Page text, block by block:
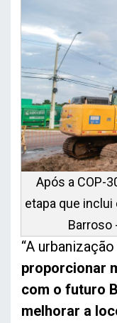
Após a COP-
etapa que inclui
Barroso
“A
proporcionar
com o futuro
melhorar a